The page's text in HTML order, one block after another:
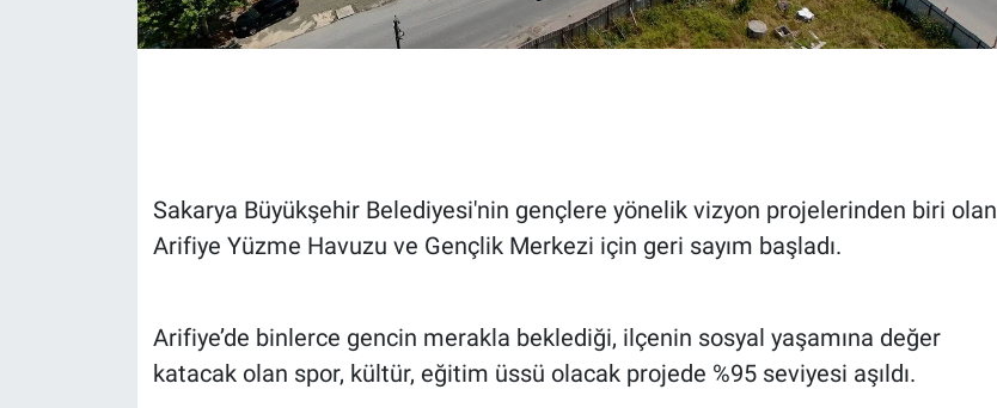
Sakarya Büyükşehir Belediyesi'nin gençlere yönelik vizyon projelerinden biri olan
Arifiye Yüzme Havuzu ve Gençlik Merkezi için geri sayım başladı.
Arifiye’de binlerce gencin merakla beklediği, ilçenin sosyal yaşamına değer
katacak olan spor, kültür, eğitim üssü olacak projede %95 seviyesi aşıldı.